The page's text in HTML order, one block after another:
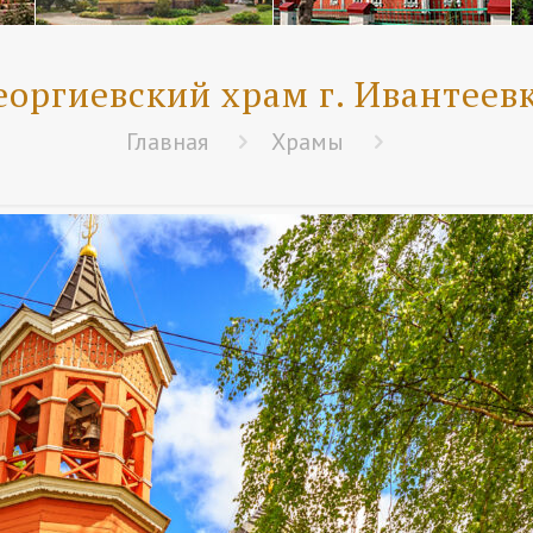
храм г.
Главная Храмы